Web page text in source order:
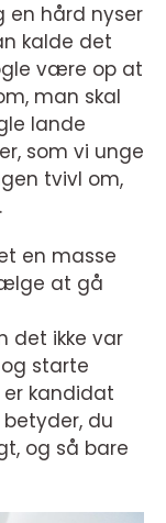
en hård nyser
kalde det
være op at
man skal
lande
som vi unge
tvivl om,
en masse
at gå
det ikke var
starte
kandidat
du
og så bare